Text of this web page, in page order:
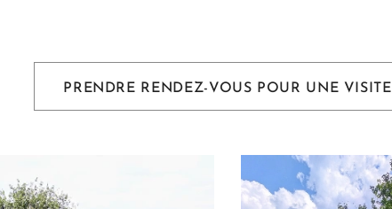
PRENDRE RENDEZ-VOUS POUR UNE VISITE